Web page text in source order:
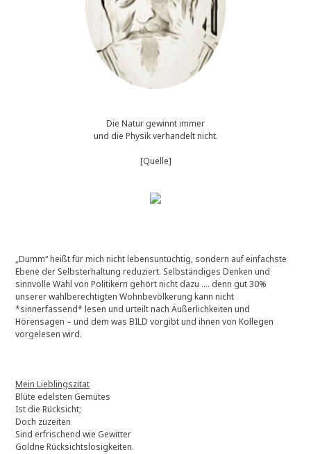
Die Natur gewinnt immer
und die Physik verhandelt nicht.
[Quelle]
„Dumm“ heißt für mich nicht lebensuntüchtig, sondern auf einfachste
Ebene der Selbsterhaltung reduziert. Selbständiges Denken und
sinnvolle Wahl von Politikern gehört nicht dazu …. denn gut 30%
unserer wahlberechtigten Wohnbevölkerung kann nicht
*sinnerfassend* lesen und urteilt nach Äußerlichkeiten und
Hörensagen – und dem was BILD vorgibt und ihnen von Kollegen
vorgelesen wird.
Mein Lieblingszitat
Blüte edelsten Gemütes
Ist die Rücksicht;
Doch zuzeiten
Sind erfrischend wie Gewitter
Goldne Rücksichtslosigkeiten.